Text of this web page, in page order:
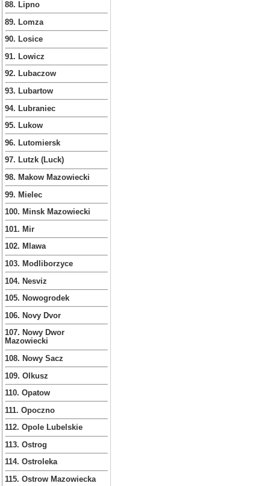
88. Lipno
89. Lomza
90. Losice
91. Lowicz
92. Lubaczow
93. Lubartow
94. Lubraniec
95. Lukow
96. Lutomiersk
97. Lutzk (Luck)
98. Makow Mazowiecki
99. Mielec
100. Minsk Mazowiecki
101. Mir
102. Mlawa
103. Modliborzyce
104. Nesviz
105. Nowogrodek
106. Novy Dvor
107. Nowy Dwor
Mazowiecki
108. Nowy Sacz
109. Olkusz
110. Opatow
111. Opoczno
112. Opole Lubelskie
113. Ostrog
114. Ostroleka
115. Ostrow Mazowiecka